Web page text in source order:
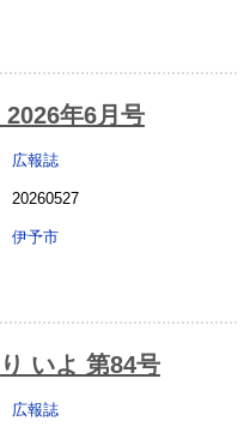
2026年6月号
広報誌
20260527
伊予市
いよ 第84号
広報誌